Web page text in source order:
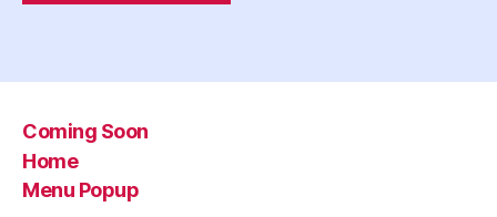
Coming Soon
Home
Menu Popup